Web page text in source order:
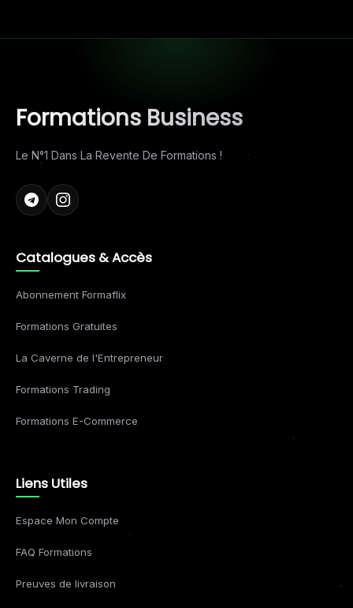
Formations Business
Le N°1 Dans La Revente De Formations !
Catalogues & Accès
Abonnement Formaflix
Formations Gratuites
La Caverne de l'Entrepreneur
Formations Trading
Formations E-Commerce
Liens Utiles
Espace Mon Compte
FAQ Formations
Preuves de livraison